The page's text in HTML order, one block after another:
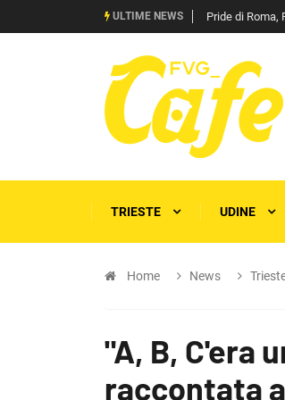
ULTIME NEWS Pride di Roma,
TRIESTE UDINE
Home News
"A, B, C'era
raccontata